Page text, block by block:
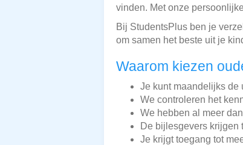
vinden. Met onze
Bij StudentsPlus ben je
om samen het beste uit je
Waarom kiezen
Je kunt maandelijks de
We controleren het
We hebben al meer
De bijlesgevers krijgen
Je krijgt toegang tot